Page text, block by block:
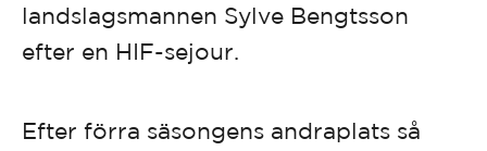
landslagsmannen Sylve Bengtsson
efter en HIF-sejour.
Efter förra säsongens andraplats så